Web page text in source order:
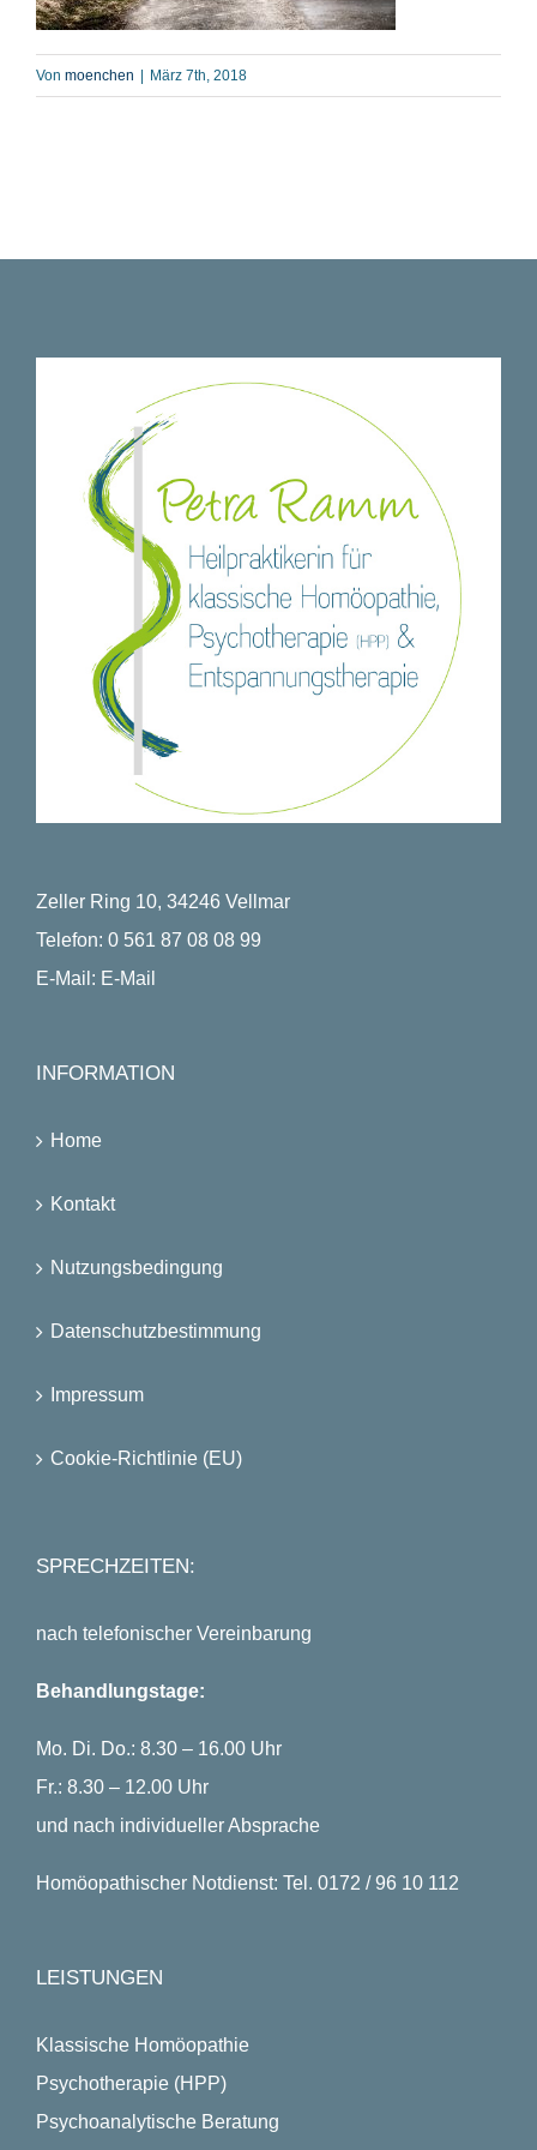
Von moenchen März 7th, 2018
Zeller Ring 10, 34246 Vellmar
Telefon: 0 561 87 08 08 99
E-Mail: E-Mail
INFORMATION
Home
Kontakt
Nutzungsbedingung
Datenschutzbestimmung
Impressum
Cookie-Richtlinie (EU)
SPRECHZEITEN:
nach telefonischer Vereinbarung
Behandlungstage:
Mo. Di. Do.: 8.30 – 16.00 Uhr
Fr.: 8.30 – 12.00 Uhr
und nach individueller Absprache
Homöopathischer Notdienst: Tel. 0172 / 96 10 112
LEISTUNGEN
Klassische Homöopathie
Psychotherapie (HPP)
Psychoanalytische Beratung